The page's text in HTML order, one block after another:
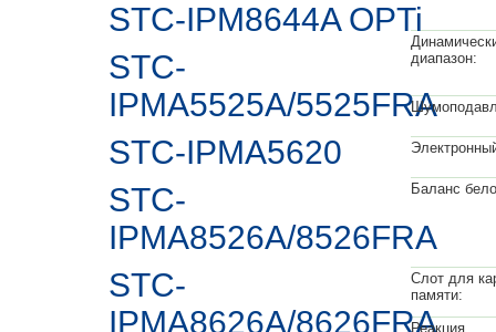
STC-IPM8644A OPTi
STC-
IPMA5525A/5525FRA
STC-IPMА5620
STC-
IPMA8526A/8526FRA
STC-
IPMA8626A/8626FRA
диапазон:
Баланс
Слот для
памяти:
Реакция